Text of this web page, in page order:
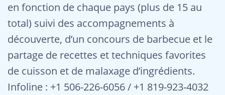
en fonction de chaque pays (plus de 15 au
total) suivi des accompagnements à
découverte, d’un concours de barbecue et le
partage de recettes et techniques favorites
de cuisson et de malaxage d’ingrédients.
Infoline : +1 506-226-6056 / +1 819-923-4032